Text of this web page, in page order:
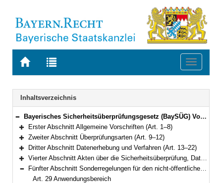
Zur
BAYERN.RECHT
Zur
letzten
Suche
Toggle
Navigation
Inhaltsverzeichnis
Bereich reduzieren
Bayerisches Sicherheitsüberprüfungsgesetz (BaySÜG) Vom 27. Dezember 1996 (GVBl. S. 509) BayRS 12-3-I (Art. 1–42)
Bereich erweitern
Erster Abschnitt Allgemeine Vorschriften (Art. 1–8)
Bereich erweitern
Zweiter Abschnitt Überprüfungsarten (Art. 9–12)
Bereich erweitern
Dritter Abschnitt Datenerhebung und Verfahren (Art. 13–22)
Bereich erweitern
Vierter Abschnitt Akten über die Sicherheitsüberprüfung, Datenverarbeitung (Art. 23–28)
Bereich reduzieren
Fünfter Abschnitt Sonderregelungen für den nicht-öffentlichen Bereich (Art. 29–36)
Art. 29 Anwendungsbereich